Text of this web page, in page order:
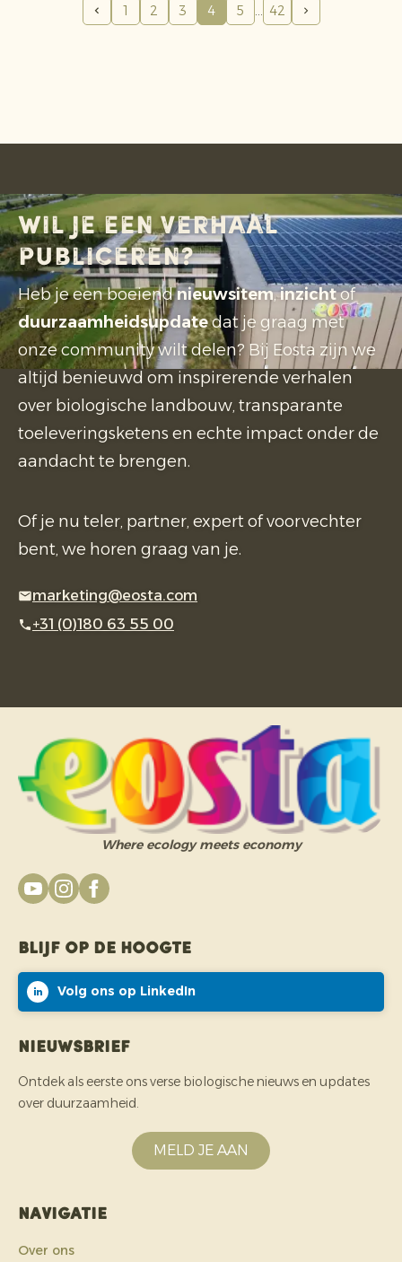
verband houden met de melkveehouderij in
kwetsbare veengebieden.
1 2 3 4 5 42
Wil je een verhaal
publiceren?
Heb je een boeiendnieuwsitem,inzichtof
duurzaamheidsupdatedat je graag met
onze community wilt delen? Bij Eosta zijn we
altijd benieuwd om inspirerende verhalen
over biologische landbouw, transparante
toeleveringsketens en echte impact onder de
aandacht te brengen.
Of je nu teler, partner, expert of voorvechter
bent, we horen graag van je.
marketing@eosta.com
+31 (0)180 63 55 00
Where ecology meets economy
Blijf op de hoogte
Volg ons op LinkedIn
Nieuwsbrief
Ontdek als eerste ons verse biologische nieuws en updates
over duurzaamheid.
MELD JE AAN
Navigatie
Over ons